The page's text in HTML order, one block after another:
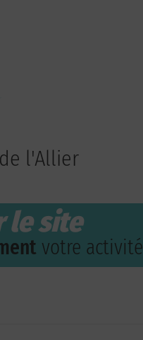
l'Allier
le site
votre activité